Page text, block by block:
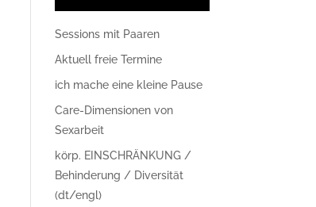
Sessions mit Paaren
Aktuell freie Termine
ich mache eine kleine Pause
Care-Dimensionen von
Sexarbeit
körp. EINSCHRÄNKUNG /
Behinderung / Diversität
(dt/engl)